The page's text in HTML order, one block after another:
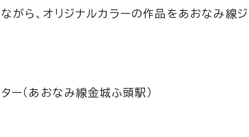
がら、オリジナルカラーの作品をあおなみ線
（あおなみ線金城ふ頭駅）